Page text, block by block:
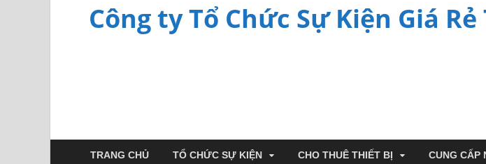
Công ty Tổ Chức Sự Kiện Giá
TRANG CHỦ TỔ CHỨC SỰ KIỆN CHO THUÊ THIẾT BỊ CUNG CẤP